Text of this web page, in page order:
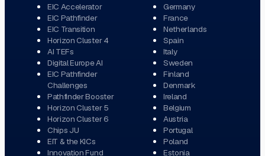
EIC Accelerator
EIC Pathfinder
EIC Transition
Horizon Cluster 4
AI TEFs
Digital Europe AI
EIC Pathfinder
Challenges
Pathfinder Booster
Horizon Cluster 5
Horizon Cluster 6
Chips JU
EIT & the KICs
Innovation Fund
Germany
France
Netherlands
Spain
Italy
Sweden
Finland
Denmark
Ireland
Belgium
Austria
Portugal
Poland
Estonia